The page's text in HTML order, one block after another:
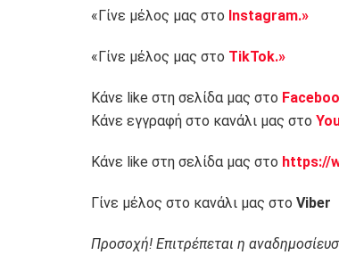
«Γίνε μέλος μας στο Instagram.»
«Γίνε μέλος μας στο TikTok.»
Κάνε like στη σελίδα μας στο
Κάνε εγγραφή στο κανάλι μας στο
Κάνε like στη σελίδα μας στο https://
Γίνε μέλος στο κανάλι μας στο Viber
Προσοχή! Επιτρέπεται η